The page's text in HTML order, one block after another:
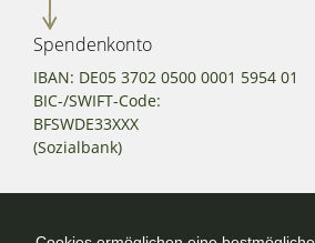
Spendenkonto
IBAN: DE05 3702 0500 0001 5954 01
BIC-/SWIFT-Code:
BFSWDE33XXX
(Sozialbank)
Kontakt